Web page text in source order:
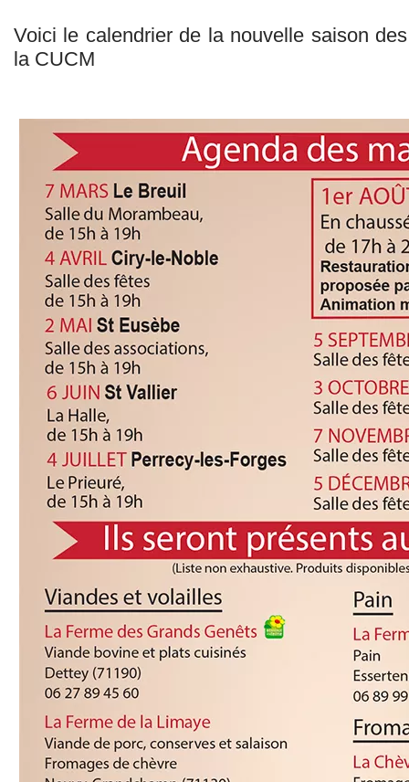
Voici le calendrier de la nouvelle saison
la CUCM